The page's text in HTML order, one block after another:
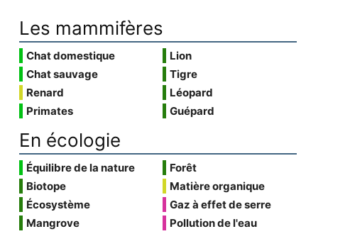
Les mammifères
Chat domestique
Chat sauvage
Renard
Primates
Lion
Tigre
Léopard
Guépard
En écologie
Équilibre de la nature
Biotope
Écosystème
Mangrove
Forêt
Matière organique
Gaz à effet de serre
Pollution de l'eau